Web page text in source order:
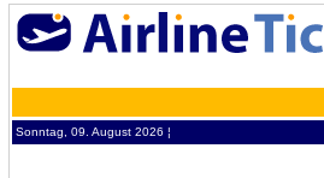
Sonntag, 09. August 2026 ¦